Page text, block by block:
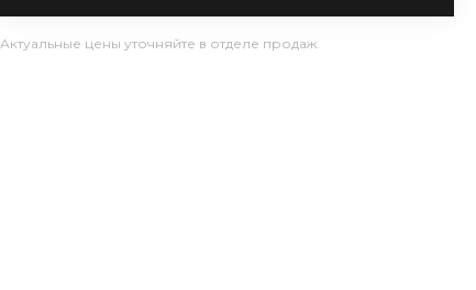
Актуальные цены уточняйте в отделе продаж.